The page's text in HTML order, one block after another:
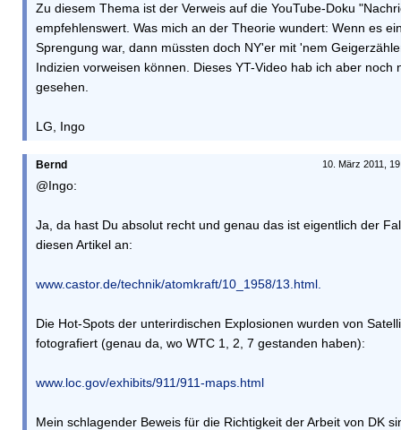
Zu diesem Thema ist der Verweis auf die YouTube-Doku
empfehlenswert. Was mich an der Theorie wundert: Wenn es
Sprengung war, dann müssten doch NY'er mit 'nem
Indizien vorweisen können. Dieses YT-Video hab ich aber noch
gesehen.
LG, Ingo
10. März 2011,
Bernd
@Ingo:
Ja, da hast Du absolut recht und genau das ist eigentlich der
diesen Artikel an:
www.castor.de/technik/atomkraft/10_1958/13.html.
Die Hot-Spots der unterirdischen Explosionen wurden von
fotografiert (genau da, wo WTC 1, 2, 7 gestanden haben):
www.loc.gov/exhibits/911/911-maps.html
Mein schlagender Beweis für die Richtigkeit der Arbeit von DK